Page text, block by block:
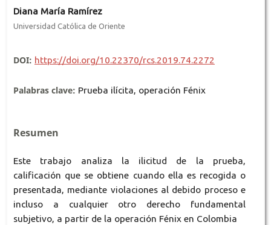
Diana María Ramírez
Universidad Católica de Oriente
DOI: https://doi.org/10.22370/rcs.2019.74.2272
Palabras clave: Prueba ilícita, operación Fénix
Resumen
Este trabajo analiza la ilicitud de la prueba,
calificación que se obtiene cuando ella es recogida o
presentada, mediante violaciones al debido proceso e
incluso a cualquier otro derecho fundamental
subjetivo, a partir de la operación Fénix en Colombia